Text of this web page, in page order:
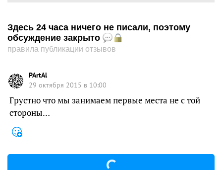
Здесь 24 часа ничего не писали, поэтому
обсуждение закрыто
правила публикации отзывов
PArtAl
29 октября 2015 в 10:00
Грустно что мы занимаем первые места не с той
стороны…